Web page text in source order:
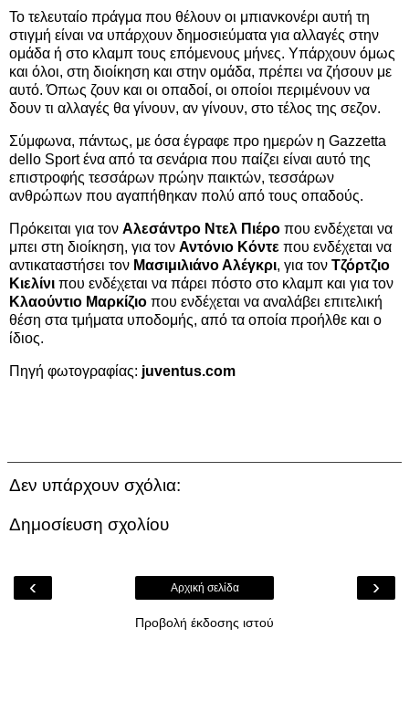
Το τελευταίο πράγμα που θέλουν οι μπιανκονέρι αυτή τη
στιγμή είναι να υπάρχουν δημοσιεύματα για αλλαγές στην
ομάδα ή στο κλαμπ τους επόμενους μήνες. Υπάρχουν όμως
και όλοι, στη διοίκηση και στην ομάδα, πρέπει να ζήσουν με
αυτό. Όπως ζουν και οι οπαδοί, οι οποίοι περιμένουν να
δουν τι αλλαγές θα γίνουν, αν γίνουν, στο τέλος της σεζον.
Σύμφωνα, πάντως, με όσα έγραφε προ ημερών η Gazzetta
dello Sport ένα από τα σενάρια που παίζει είναι αυτό της
επιστροφής τεσσάρων πρώην παικτών, τεσσάρων
ανθρώπων που αγαπήθηκαν πολύ από τους οπαδούς.
Πρόκειται για τον Αλεσάντρο Ντελ Πιέρο που ενδέχεται να
μπει στη διοίκηση, για τον Αντόνιο Κόντε που ενδέχεται να
αντικαταστήσει τον Μασιμιλιάνο Αλέγκρι, για τον Τζόρτζιο
Κιελίνι που ενδέχεται να πάρει πόστο στο κλαμπ και για τον
Κλαούντιο Μαρκίζιο που ενδέχεται να αναλάβει επιτελική
θέση στα τμήματα υποδομής, από τα οποία προήλθε και ο
ίδιος.
Πηγή φωτογραφίας: juventus.com
Δεν υπάρχουν σχόλια:
Δημοσίευση σχολίου
‹ ›
Αρχική σελίδα
Προβολή έκδοσης ιστού